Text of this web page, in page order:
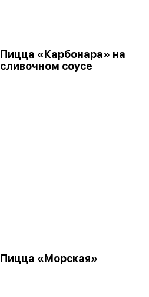
Пицца «Карбонара» на
сливочном соусе
Пицца «Морская»